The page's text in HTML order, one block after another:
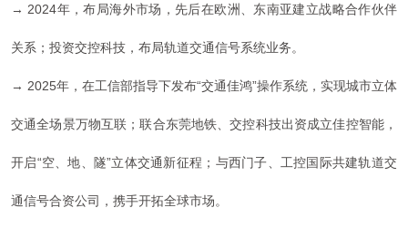
→ 2024年，布局海外市场，先后在欧洲、东南亚建立战略合作伙伴
关系； 投资交控科技，布局轨道交通信号系统业务。
→ 2025年， 在工信部指导下发布“交通佳鸿”操作系统，实现城市立体
交通全场景万物互联；联合东莞地铁、交控科技出资成立佳控智能，
开启“空、地、隧”立体交通新征程；与西门子、工控国际共建轨道交
通信号合资公司，携手开拓全球市场。